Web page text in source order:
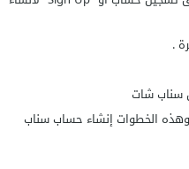
.
سناب شات
الخطوات إنشاء حساب سناب